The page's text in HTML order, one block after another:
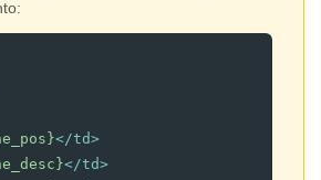
</td>
</td>